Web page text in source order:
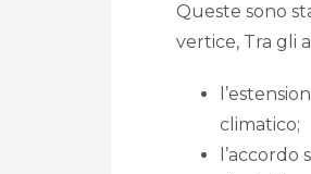
Queste sono
vertice, Tra gli
climatico;